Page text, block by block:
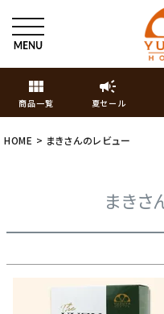
view_module
商品一覧
campaign
夏セール
HOME まきさんのレビュー
まきさ